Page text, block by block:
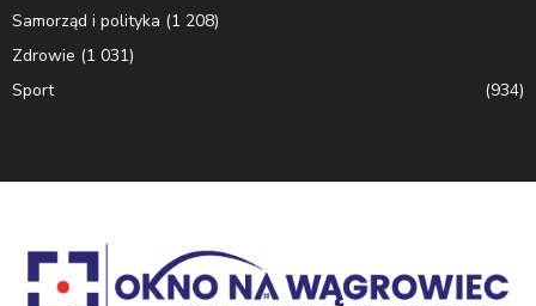
Samorząd i polityka (1 208)
Zdrowie (1 031)
Sport
(934)